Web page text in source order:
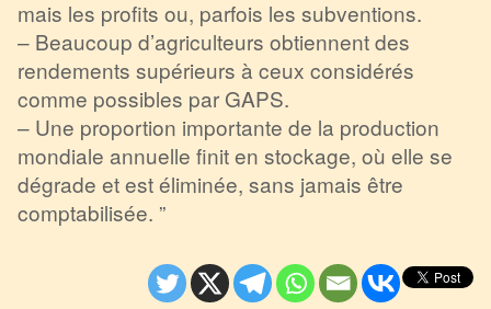
mais les profits ou, parfois les subventions.
– Beaucoup d’agriculteurs obtiennent des
rendements supérieurs à ceux considérés
comme possibles par GAPS.
– Une proportion importante de la production
mondiale annuelle finit en stockage, où elle se
dégrade et est éliminée, sans jamais être
comptabilisée. ”